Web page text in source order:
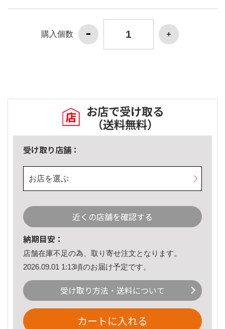
購入個数
お店で受け取る
（送料無料）
受け取り店舗：
お店を選ぶ
近くの店舗を確認する
納期目安：
店舗在庫不足の為、取り寄せ注文となります。
2026.09.01 1:13頃のお届け予定です。
受け取り方法・送料について
カートに入れる